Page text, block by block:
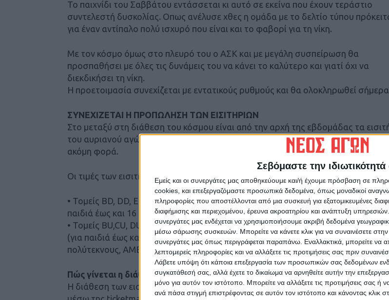
Σεβόμαστε την
Εμείς και οι συνεργάτες μας αποθηκεύουμε και/ή έχουμε πρόσβαση σε
cookies, και επεξεργαζόμαστε προσωπικά δεδομένα, όπως μοναδικοί
πληροφορίες που αποστέλλονται από μια συσκευή για εξατομικευμένες
διαφήμισης και περιεχομένου, έρευνα ακροατηρίου και ανάπτυξη υπηρεσιών.
συνεργάτες μας ενδέχεται να χρησιμοποιήσουμε ακριβή δεδομένα
μέσω σάρωσης συσκευών. Μπορείτε να κάνετε κλικ για να συναινέσετε
συνεργάτες μας όπως περιγράφεται παραπάνω. Εναλλακτικά, μπορείτε να
λεπτομερείς πληροφορίες και να αλλάξετε τις προτιμήσεις σας πριν
Λάβετε υπόψη ότι κάποια επεξεργασία των προσωπικών σας δεδομένων
συγκατάθεσή σας, αλλά έχετε το δικαίωμα να αρνηθείτε αυτήν την
μόνο για αυτόν τον ιστότοπο. Μπορείτε να αλλάξετε τις προτιμήσεις σας ή
ανά πάσα στιγμή επιστρέφοντας σε αυτόν τον ιστότοπο και κάνοντας
Το παιχνίδι του Σαββάτου εντάσσεται κι αυτό σε εκείνα που έχουν τεράστιο
συντελεστή δυσκολίας. Οπως ανέλυσε χθες η ομάδα με το δελτίο τύπου
για έναν αντίπαλο πολύ ισχυρό που είναι και το φαβορί για τη νίκη.
Με τον κόσμο όμως στο πλευρό του ο ΑΣΚ και με μεγάλη συσπείρωση θα
προσπαθήσει με όλες τις δυνάμεις του να κάνει το καλύτερο και γιατί όχι να
διεκδικήσει τη νίκη.
Η προετοιμασία συνεχίζεται με εντατικούς ρυθμούς και θα ολοκληρωθεί
ΣΥΝΕΧΙΖΕΤΑΙ Η ΠΡΟΠΩΛΗΣΗ ΤΩΝ ΕΙΣΙΤΗΡΙΩΝ
Στο μεταξύ στη διάθεση του κόσμου είναι από την αρχή της εβδομάδας τα
του αυριανού αγώνα που προπωλούνται και παρουσιάζουν μεγάλη ζήτηση για μία
ακόμη φορά.
Οι τιμές των εισιτηρίων είναι οι εξής:
• Τομείς BD, DD, ED (κάτω διάζωμα): Κανονικό εισιτήριο 15 €, παιδικό εισιτήριο
παιδιά έως και 16 ετών – γεννημένα έως και το 2007) 7 €.
• Τομείς BU,CU, DU, EU (επάνω διάζωμα): Κανονικό εισιτήριο 10 €, παιδικό
(για παιδιά έως και 16 ετών – γεννημένα έως και το 2007) 5 €, για ανέργους,
πολύτεκνους, ΑΜΕΑ εισιτήριο 7 €.
Πώς γίνεται η διάθεση των εισιτηρίων
H διάθεση των εισιτηρίων, γίνεται από τα γραφεία του ΑΣΚ, αλλά και